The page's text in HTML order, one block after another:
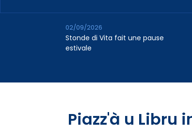
Stonde di Vita fait une pause
estivale
02/09/2026
Piazz'à u Libru